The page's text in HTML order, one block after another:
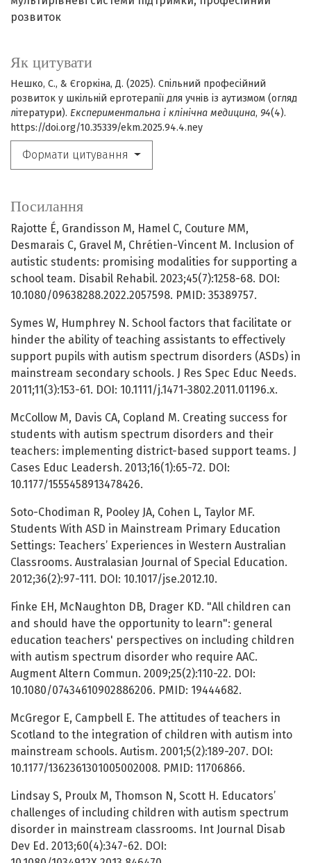
розвиток
Як цитувати
Нешко, С., & Єгоркіна, Д. (2025). Спільний професійний
розвиток у шкільній ерготерапії для учнів із аутизмом (огляд
літератури). Експериментальна і клінічна медицина, 94(4).
https://doi.org/10.35339/ekm.2025.94.4.ney
Формати цитування
Посилання
Rajotte É, Grandisson M, Hamel C, Couture MM,
Desmarais C, Gravel M, Chrétien-Vincent M. Inclusion of
autistic students: promising modalities for supporting a
school team. Disabil Rehabil. 2023;45(7):1258-68. DOI:
10.1080/09638288.2022.2057598. PMID: 35389757.
Symes W, Humphrey N. School factors that facilitate or
hinder the ability of teaching assistants to effectively
support pupils with autism spectrum disorders (ASDs) in
mainstream secondary schools. J Res Spec Educ Needs.
2011;11(3):153-61. DOI: 10.1111/j.1471-3802.2011.01196.x.
McCollow M, Davis CA, Copland M. Creating success for
students with autism spectrum disorders and their
teachers: implementing district-based support teams. J
Cases Educ Leadersh. 2013;16(1):65-72. DOI:
10.1177/1555458913478426.
Soto-Chodiman R, Pooley JA, Cohen L, Taylor MF.
Students With ASD in Mainstream Primary Education
Settings: Teachers’ Experiences in Western Australian
Classrooms. Australasian Journal of Special Education.
2012;36(2):97-111. DOI: 10.1017/jse.2012.10.
Finke EH, McNaughton DB, Drager KD. "All children can
and should have the opportunity to learn": general
education teachers' perspectives on including children
with autism spectrum disorder who require AAC.
Augment Altern Commun. 2009;25(2):110-22. DOI:
10.1080/07434610902886206. PMID: 19444682.
McGregor E, Campbell E. The attitudes of teachers in
Scotland to the integration of children with autism into
mainstream schools. Autism. 2001;5(2):189-207. DOI:
10.1177/1362361301005002008. PMID: 11706866.
Lindsay S, Proulx M, Thomson N, Scott H. Educators’
challenges of including children with autism spectrum
disorder in mainstream classrooms. Int Journal Disab
Dev Ed. 2013;60(4):347-62. DOI: